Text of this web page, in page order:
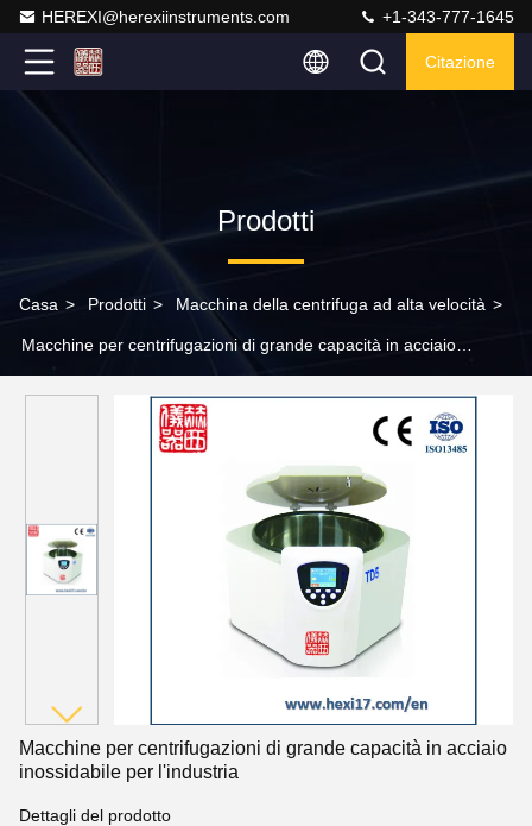
HEREXI@herexiinstruments.com +1-343-777-1645
Citazione
Prodotti
Casa > Prodotti > Macchina della centrifuga ad alta velocità >
Macchine per centrifugazioni di grande capacità in acciaio
Macchine per centrifugazioni di grande capacità in acciaio
inossidabile per l'industria
Dettagli del prodotto